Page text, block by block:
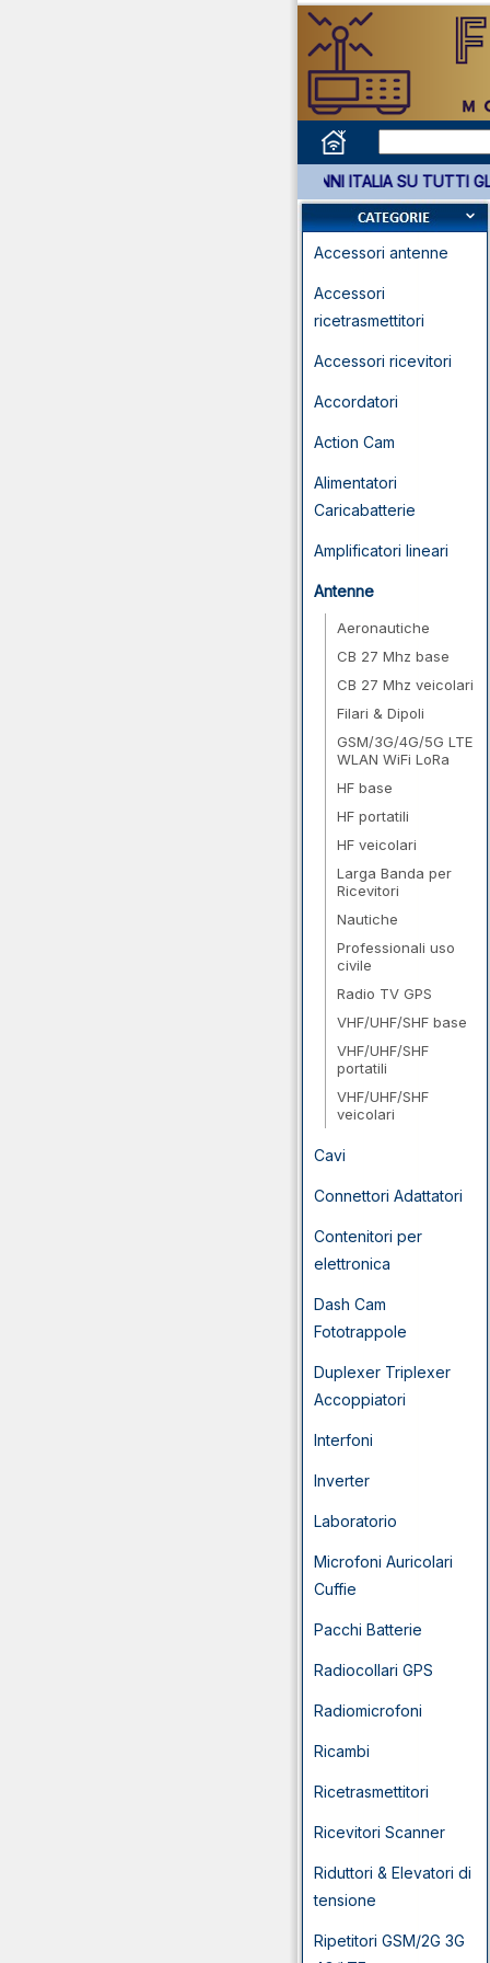
*** GARANZIA 3 ANNI ITALIA
Accessori antenne
Accessori
ricetrasmettitori
Accessori ricevitori
Accordatori
Action Cam
Alimentatori
Caricabatterie
Amplificatori lineari
Antenne
Aeronautiche
CB 27 Mhz base
CB 27 Mhz veicolari
Filari & Dipoli
GSM/3G/4G/5G LTE
WLAN WiFi LoRa
HF base
HF portatili
HF veicolari
Larga Banda per
Ricevitori
Nautiche
Professionali uso
civile
Radio TV GPS
VHF/UHF/SHF base
VHF/UHF/SHF
portatili
VHF/UHF/SHF
veicolari
Cavi
Connettori Adattatori
Contenitori per
elettronica
Dash Cam
Fototrappole
Duplexer Triplexer
Accoppiatori
Interfoni
Inverter
Laboratorio
Microfoni Auricolari
Cuffie
Pacchi Batterie
Radiocollari GPS
Radiomicrofoni
Ricambi
Ricetrasmettitori
Ricevitori Scanner
Riduttori & Elevatori di
tensione
Ripetitori GSM/2G 3G